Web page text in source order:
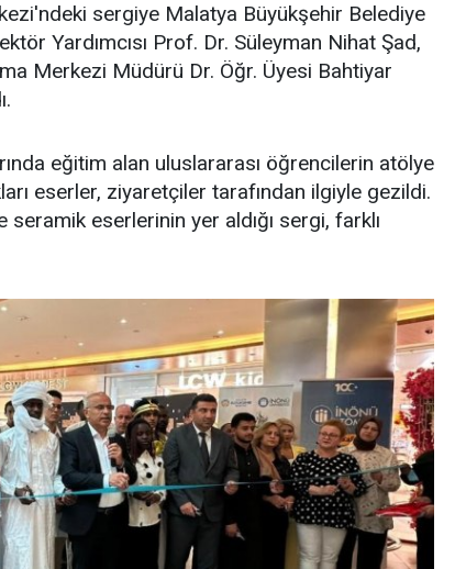
sergiye Malatya Büyükşehir Belediye
Yardımcısı Prof. Dr. Süleyman Nihat Şad,
Merkezi Müdürü Dr. Öğr. Üyesi Bahtiyar
eğitim alan uluslararası öğrencilerin atölye
eserler, ziyaretçiler tarafından ilgiyle gezildi.
eserlerinin yer aldığı sergi, farklı